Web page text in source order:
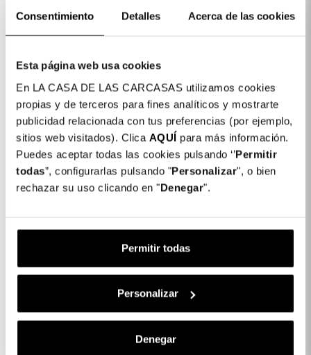
Consentimiento Detalles Acerca de las cookies
Esta página web usa cookies
En LA CASA DE LAS CARCASAS utilizamos cookies
propias y de terceros para fines analíticos y mostrarte
publicidad relacionada con tus preferencias (por ejemplo,
sitios web visitados). Clica AQUÍ para más información.
Puedes aceptar todas las cookies pulsando ‘’Permitir
todas”, configurarlas pulsando "Personalizar", o bien
rechazar su uso clicando en "Denegar".
Permitir todas
Personalizar
Denegar
Con ritagli precisi e una finitura perfetta, consente
l'accesso a tutti i pulsanti e alle porte del dispositivo.
Disponiamo di cover per oltre 400 modelli di telefoni cellulari
disponibili per te!
Dettagli del prodotto
Cover di Silicone Trasparente per Oppo
A54s
14,99 €
Descrizione
La migliore
Silicone
Flessibile